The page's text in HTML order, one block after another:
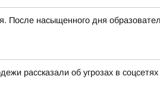
После насыщенного дня
рассказали об угрозах в соцсетях